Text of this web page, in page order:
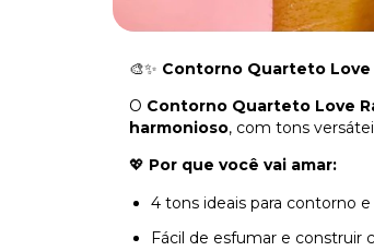
🎨✨ Contorno Quarteto Love
O Contorno Quarteto Love
harmonioso, com tons
💖 Por que você vai amar:
4 tons ideais para contorno e
Fácil de esfumar e construir